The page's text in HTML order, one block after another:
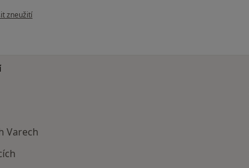
uživatele Pacient
zneužití
Varech